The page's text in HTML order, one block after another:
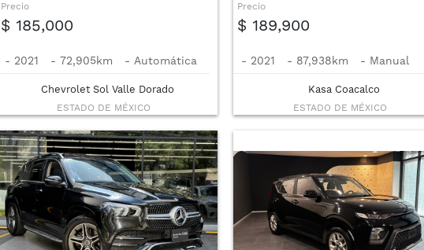
Precio
$ 185,000
- 2021 - 72,905km - Automática
Chevrolet Sol Valle Dorado
ESTADO DE MÉXICO
Precio
$ 189,900
- 2021 - 87,938km - Manual
Kasa Coacalco
ESTADO DE MÉXICO